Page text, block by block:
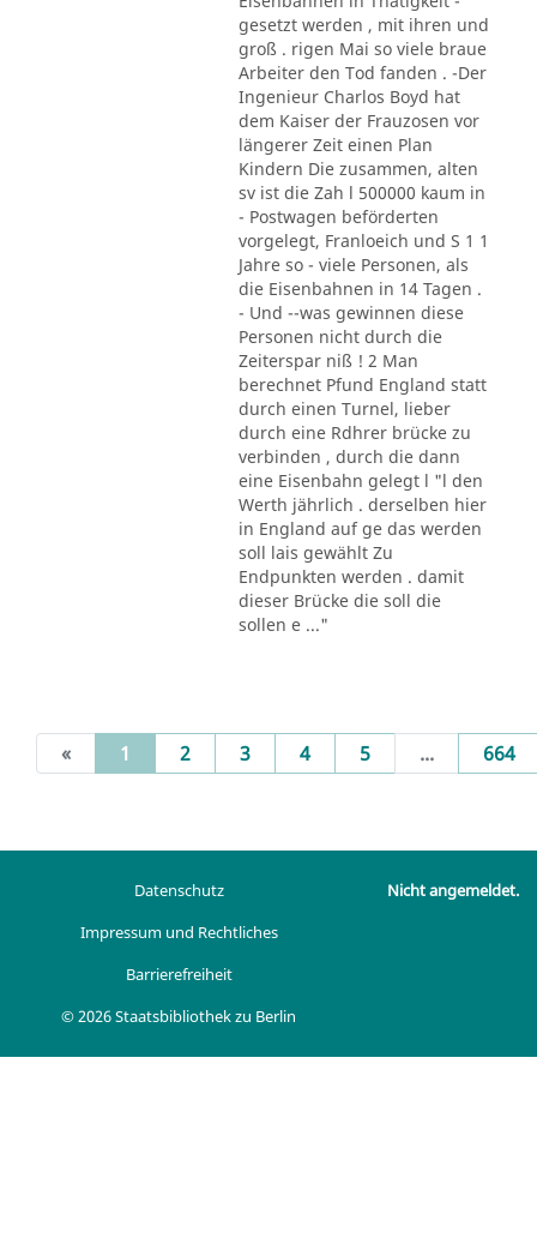
gesetzt werden , mit ihren und
groß . rigen Mai so viele braue
Arbeiter den Tod fanden . -Der
Ingenieur Charlos Boyd hat
dem Kaiser der Frauzosen vor
längerer Zeit einen Plan
Kindern Die zusammen, alten
sv ist die Zah l 500000 kaum in
- Postwagen beförderten
vorgelegt, Franloeich und S 1 1
Jahre so - viele Personen, als
die Eisenbahnen in 14 Tagen .
- Und --was gewinnen diese
Personen nicht durch die
Zeiterspar niß ! 2 Man
berechnet Pfund England statt
durch einen Turnel, lieber
durch eine Rdhrer brücke zu
verbinden , durch die dann
eine Eisenbahn gelegt l "l den
Werth jährlich . derselben hier
in England auf ge das werden
soll lais gewählt Zu
Endpunkten werden . damit
dieser Brücke die soll die
sollen e ..."
« 1 (current)
2 3 4 5 ... 664
Datenschutz
Impressum und Rechtliches
Barrierefreiheit
© 2026 Staatsbibliothek zu Berlin
Nicht angemeldet.